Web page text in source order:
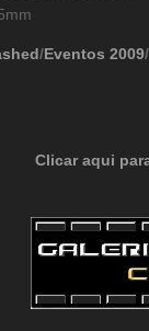
/Eventos 2009/
Clicar aqui